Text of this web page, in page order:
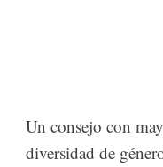
Un consejo con
diversidad de